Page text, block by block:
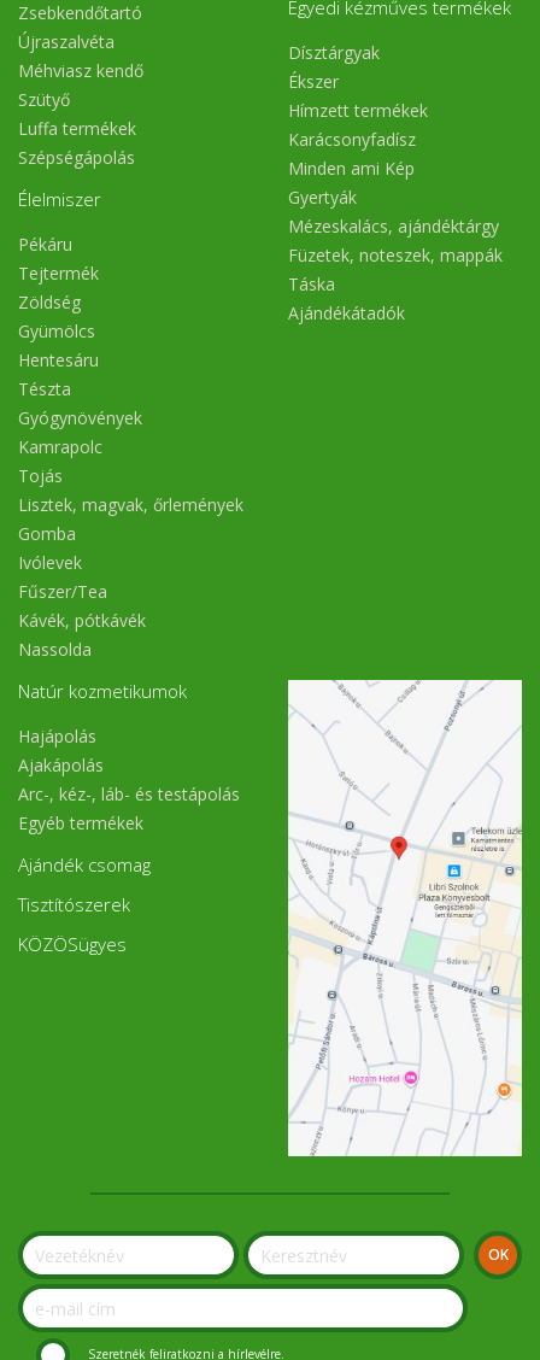
Zsebkendőtartó
Újraszalvéta
Méhviasz kendő
Szütyő
Luffa termékek
Szépségápolás
Élelmiszer
Pékáru
Tejtermék
Zöldség
Gyümölcs
Hentesáru
Tészta
Gyógynövények
Kamrapolc
Tojás
Lisztek, magvak, őrlemények
Gomba
Ivólevek
Fűszer/Tea
Kávék, pótkávék
Nassolda
Egyedi kézműves termékek
Dísztárgyak
Ékszer
Hímzett termékek
Karácsonyfadísz
Minden ami Kép
Gyertyák
Mézeskalács, ajándéktárgy
Füzetek, noteszek, mappák
Táska
Ajándékátadók
Natúr kozmetikumok
Hajápolás
Ajakápolás
Arc-, kéz-, láb- és testápolás
Egyéb termékek
Ajándék csomag
Tisztítószerek
KÖZÖSügyes
Szeretnék feliratkozni a hírlevélre.